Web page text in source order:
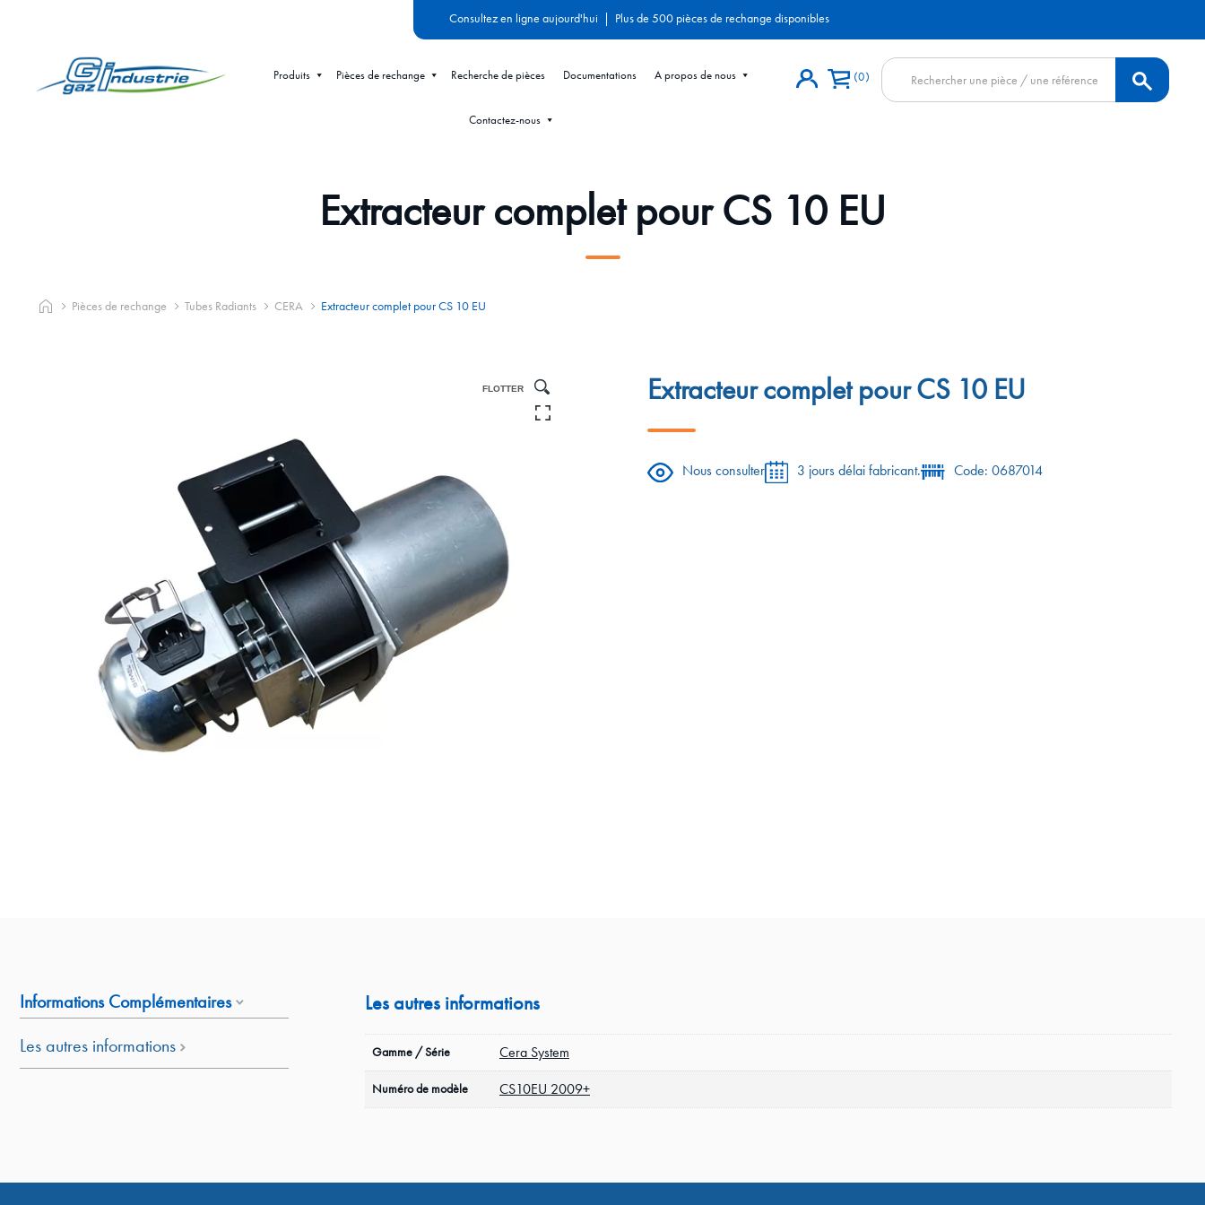
Consultez en ligne aujourd'hui | Plus de 500 pièces de rechange disponibles
Produits Pièces de rechange Recherche de pièces Documentations A propos de nous
Contactez-nous
0 Recherche
de
produits
Extracteur complet pour CS 10 EU
Pièces de rechange Tubes Radiants CERA Extracteur complet pour CS 10 EU
FLOTTER Extracteur complet pour CS 10 EU
Nous consulter 3 jours délai fabricant. Code: 0687014
Informations Complémentaires
Les autres informations
Les autres informations
Gamme / Série Cera System
Numéro de modèle CS10EU 2009+